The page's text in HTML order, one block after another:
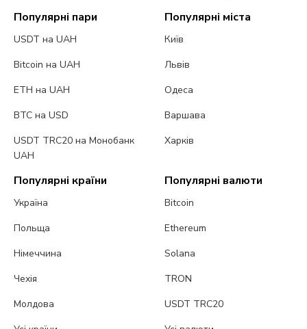
Популярні пари
USDT на UAH
Bitcoin на UAH
ETH на UAH
BTC на USD
USDT TRC20 на Монобанк
UAH
Популярні міста
Київ
Львів
Одеса
Варшава
Харків
Популярні країни
Україна
Польща
Німеччина
Чехія
Молдова
Популярні валюти
Bitcoin
Ethereum
Solana
TRON
USDT TRC20